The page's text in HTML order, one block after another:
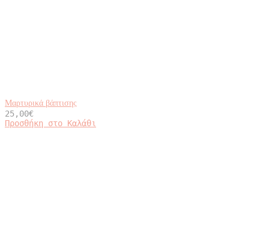
Μαρτυρικά βάπτισης
25,00€
Προσθήκη στο Καλάθι